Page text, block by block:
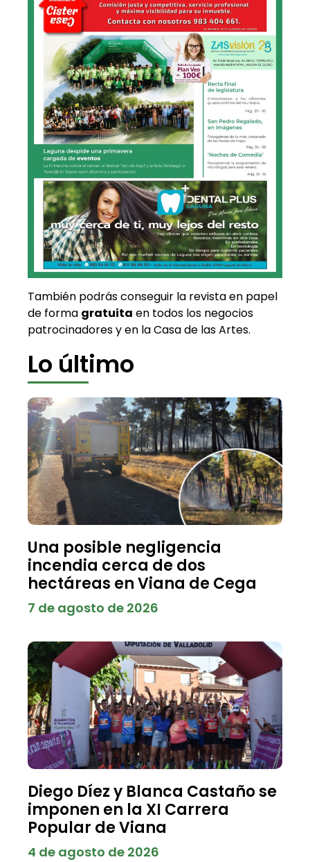
También podrás conseguir la revista en papel
de forma gratuita en todos los negocios
patrocinadores y en la Casa de las Artes.
Lo último
Una posible negligencia
incendia cerca de dos
hectáreas en Viana de Cega
7 de agosto de 2026
Diego Díez y Blanca Castaño se
imponen en la XI Carrera
Popular de Viana
4 de agosto de 2026